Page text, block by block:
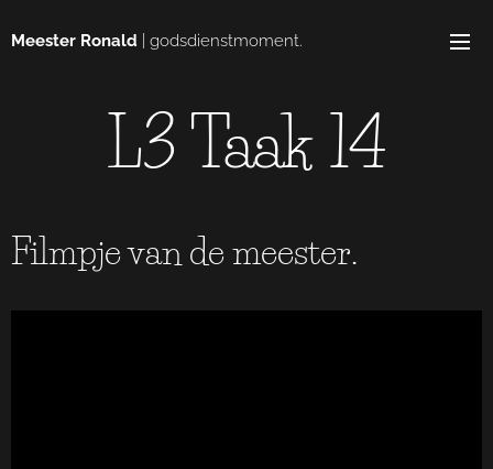
Meester Ronald | godsdienstmoment.
L3 Taak 14
Filmpje van de meester.